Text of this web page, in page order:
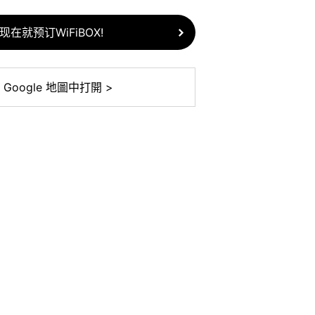
在就预订WiFiBOX!
Google 地圖中打開 >